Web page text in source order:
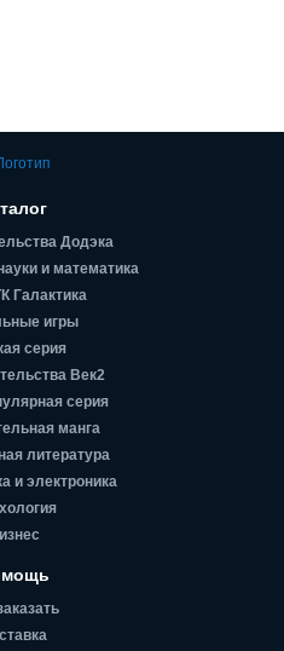
Додэка
и математика
Галактика
игры
серия
Век2
серия
манга
литература
и электроника